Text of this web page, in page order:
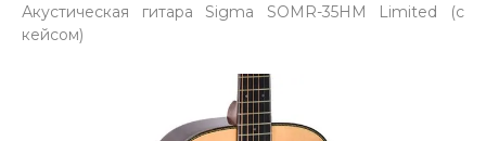
Акустическая гитара Sigma SOMR-35HM Limited (с
кейсом)